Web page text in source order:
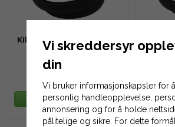
Kilereim B75 - 1905 mm (Li)
299 kr
LEGG TIL HANDLEKURV
Vi skreddersyr
din
Vi bruker informasjonskapsler for
personlig handleopplevelse,
annonsering og for å holde
pålitelige og sikre. For dette